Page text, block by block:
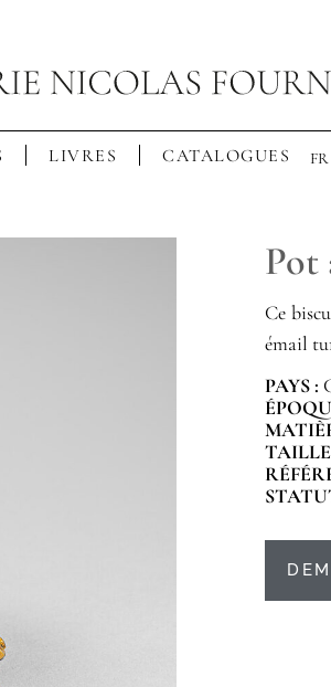
LIVRES CATALOGUES FR
Pot
Ce
émail
PAYS :